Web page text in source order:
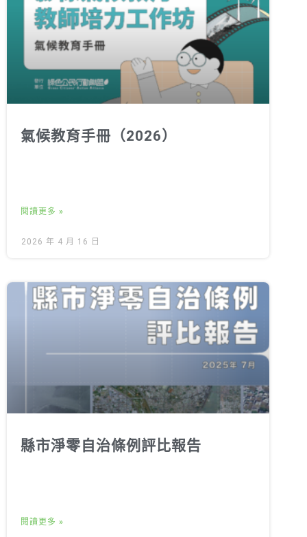
氣候教育手冊（2026）
閱讀更多 »
2026 年 4 月 16 日
縣市淨零自治條例評比報告
閱讀更多 »